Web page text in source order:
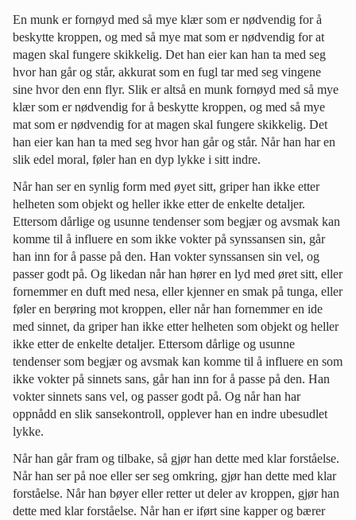
En munk er fornøyd med så mye klær som er nødvendig for å
beskytte kroppen, og med så mye mat som er nødvendig for at
magen skal fungere skikkelig. Det han eier kan han ta med seg
hvor han går og står, akkurat som en fugl tar med seg vingene
sine hvor den enn flyr. Slik er altså en munk fornøyd med så mye
klær som er nødvendig for å beskytte kroppen, og med så mye
mat som er nødvendig for at magen skal fungere skikkelig. Det
han eier kan han ta med seg hvor han går og står. Når han har en
slik edel moral, føler han en dyp lykke i sitt indre.
Når han ser en synlig form med øyet sitt, griper han ikke etter
helheten som objekt og heller ikke etter de enkelte detaljer.
Ettersom dårlige og usunne tendenser som begjær og avsmak kan
komme til å influere en som ikke vokter på synssansen sin, går
han inn for å passe på den. Han vokter synssansen sin vel, og
passer godt på. Og likedan når han hører en lyd med øret sitt, eller
fornemmer en duft med nesa, eller kjenner en smak på tunga, eller
føler en berøring mot kroppen, eller når han fornemmer en ide
med sinnet, da griper han ikke etter helheten som objekt og heller
ikke etter de enkelte detaljer. Ettersom dårlige og usunne
tendenser som begjær og avsmak kan komme til å influere en som
ikke vokter på sinnets sans, går han inn for å passe på den. Han
vokter sinnets sans vel, og passer godt på. Og når han har
oppnådd en slik sansekontroll, opplever han en indre ubesudlet
lykke.
Når han går fram og tilbake, så gjør han dette med klar forståelse.
Når han ser på noe eller ser seg omkring, gjør han dette med klar
forståelse. Når han bøyer eller retter ut deler av kroppen, gjør han
dette med klar forståelse. Når han er iført sine kapper og bærer